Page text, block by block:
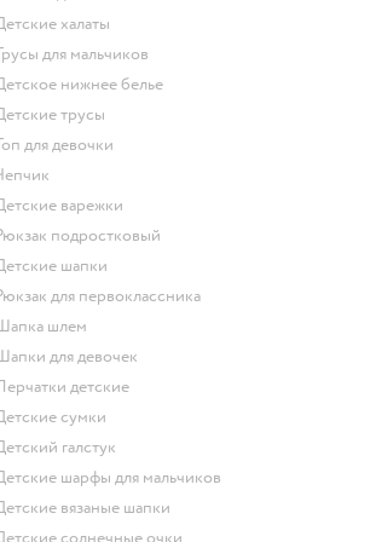
Детские халаты
Трусы для мальчиков
Детское нижнее белье
Детские трусы
Топ для девочки
Чепчик
Детские варежки
Рюкзак подростковый
Детские шапки
Рюкзак для первоклассника
Шапка шлем
Шапки для девочек
Перчатки детские
Детские сумки
Детский галстук
Детские шарфы для мальчиков
Детские вязаные шапки
Детские солнечные очки